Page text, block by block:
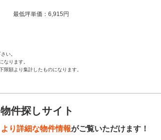
最低坪単価：6,915円
い。
なります。
額より集計したものになります。
件探しサイト
より詳細な物件情報がご覧いただけます！